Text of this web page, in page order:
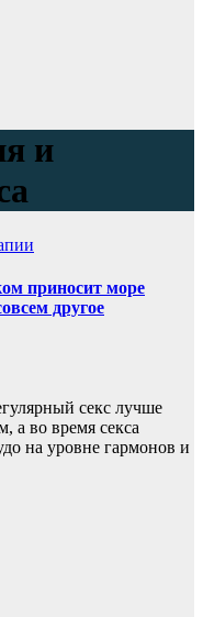
и
приносит море
другое
секс лучше
а во время секса
на уровне гармонов и